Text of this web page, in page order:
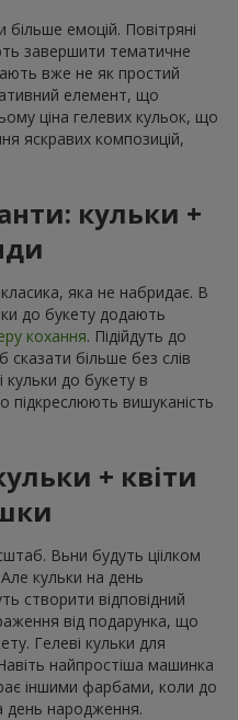
емоцій. Повітряні
завершити тематичне
вже не як простий
елемент, що
ціна гелевих кульок, що
яскравих композицій,
кульки +
яка не набридає. В
до букету додають
кохання. Підійдуть до
більше без слів
кульки до букету в
підкреслюють вишуканість
+ квіти
Вьни будуть ціілком
кульки на день
створити відповідний
від подарунка, що
Гелеві кульки для
найпростіша машинка
іншими фарбами, коли до
день народження.